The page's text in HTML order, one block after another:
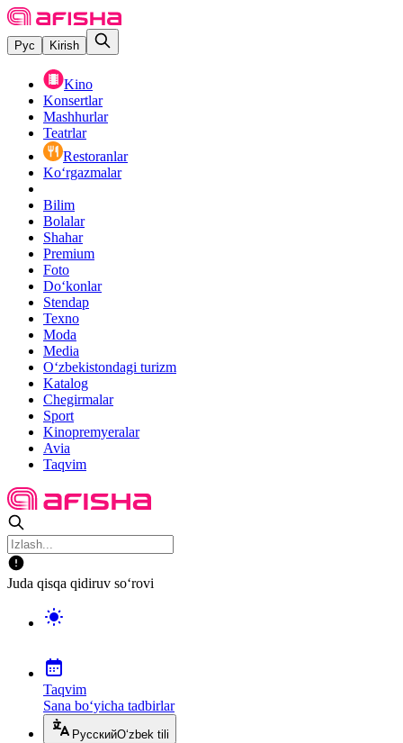
Рус Kirish
Kino
Konsertlar
Mashhurlar
Teatrlar
Restoranlar
Ko‘rgazmalar
Bilim
Bolalar
Shahar
Premium
Foto
Do‘konlar
Stendap
Texno
Moda
Media
O‘zbekistondagi turizm
Katalog
Chegirmalar
Sport
Kinopremyeralar
Avia
Taqvim
Juda qisqa qidiruv so‘rovi
Taqvim
Sana bo‘yicha tadbirlar
РусскийO‘zbek tili